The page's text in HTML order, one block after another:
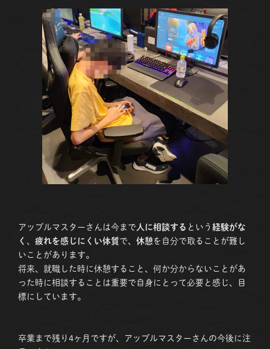
アップルマスターさんは今まで 人に相談する という 経験がな
く 、 疲れを感じにくい体質で、 休憩 を自分で取ることが難し
いことがあります。
将来、就職した時に休憩すること、何か分からないことがあ
った時に相談することは重要で自身にとって必要と感じ、目
標にしています。
卒業まで残り4ヶ月ですが、アップルマスターさんの今後に注